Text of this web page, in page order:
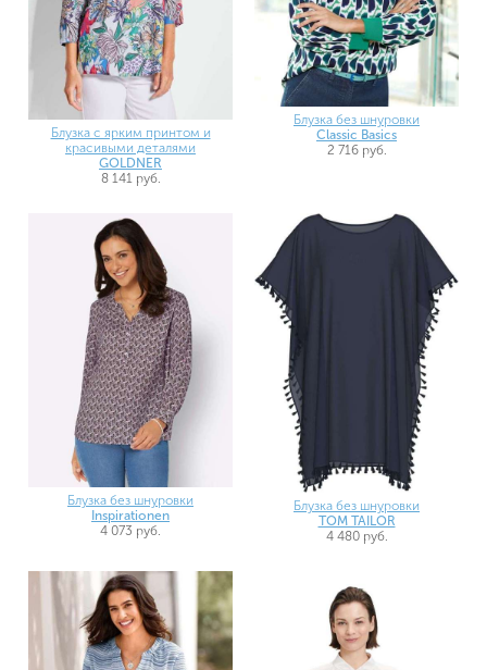
Блузка с ярким принтом и
красивыми деталями
GOLDNER
8 141 руб.
Блузка без шнуровки
Classic Basics
2 716 руб.
Блузка без шнуровки
Inspirationen
4 073 руб.
Блузка без шнуровки
TOM TAILOR
4 480 руб.